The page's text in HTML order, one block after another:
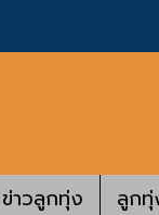
ข่าวลูกทุ่ง ลูก